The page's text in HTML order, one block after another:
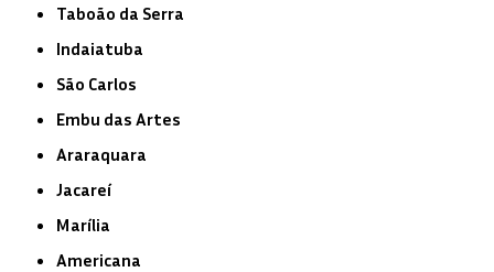
Taboão da Serra
Indaiatuba
São Carlos
Embu das Artes
Araraquara
Jacareí
Marília
Americana